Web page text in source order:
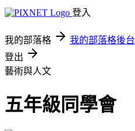
登入
我的部落格 我的部落格後台
登出
藝術與人文
五年級同學會